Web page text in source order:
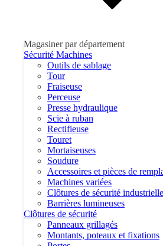
Magasiner par département
Sécurité Machines
Outils de sablage
Tour
Fraiseuse
Perceuse
Presse hydraulique
Scie à ruban
Rectifieuse
Touret
Mortaiseuses
Soudure
Accessoires et pièces de
Machines variées
Clôtures de sécurité
Barrières lumineuses
Clôtures de sécurité
Panneaux grillagés
Montants, poteaux et fixations